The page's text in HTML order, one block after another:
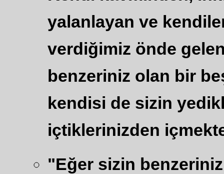
yalanlayan ve
verdiğimiz önde
benzeriniz olan bir
kendisi de sizin
içtiklerinizden
"Eğer sizin